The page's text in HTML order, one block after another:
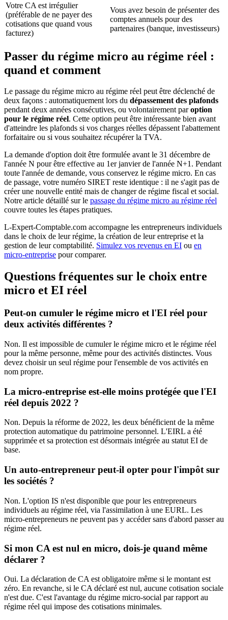
Votre CA est irrégulier
(préférable de ne payer des
cotisations que quand vous
facturez)
Vous avez besoin de présenter des
comptes annuels pour des
partenaires (banque, investisseurs)
Passer du régime micro au régime réel :
quand et comment
Le passage du régime micro au régime réel peut être déclenché de
deux façons : automatiquement lors du dépassement des plafonds
pendant deux années consécutives, ou volontairement paroption
pour le régime réel. Cette option peut être intéressante bien avant
d'atteindre les plafonds si vos charges réelles dépassent l'abattement
forfaitaire ou si vous souhaitez récupérer la TVA.
La demande d'option doit être formulée avant le 31 décembre de
l'année N pour être effective au 1er janvier de l'année N+1. Pendant
toute l'année de demande, vous conservez le régime micro. En cas
de passage, votre numéro SIRET reste identique : il ne s'agit pas de
créer une nouvelle entité mais de changer de régime fiscal et social.
Notre article détaillé sur le passage du régime micro au régime réel
couvre toutes les étapes pratiques.
L-Expert-Comptable.com accompagne les entrepreneurs individuels
dans le choix de leur régime, la création de leur entreprise et la
gestion de leur comptabilité. Simulez vos revenus en EI ou en
micro-entreprise pour comparer.
Questions fréquentes sur le choix entre
micro et EI réel
Peut-on cumuler le régime micro et l'EI réel pour
deux activités différentes ?
Non. Il est impossible de cumuler le régime micro et le régime réel
pour la même personne, même pour des activités distinctes. Vous
devez choisir un seul régime pour l'ensemble de vos activités en
nom propre.
La micro-entreprise est-elle moins protégée que l'EI
réel depuis 2022 ?
Non. Depuis la réforme de 2022, les deux bénéficient de la même
protection automatique du patrimoine personnel. L'EIRL a été
supprimée et sa protection est désormais intégrée au statut EI de
base.
Un auto-entrepreneur peut-il opter pour l'impôt sur
les sociétés ?
Non. L'option IS n'est disponible que pour les entrepreneurs
individuels au régime réel, via l'assimilation à une EURL. Les
micro-entrepreneurs ne peuvent pas y accéder sans d'abord passer au
régime réel.
Si mon CA est nul en micro, dois-je quand même
déclarer ?
Oui. La déclaration de CA est obligatoire même si le montant est
zéro. En revanche, si le CA déclaré est nul, aucune cotisation sociale
n'est due. C'est l'avantage du régime micro-social par rapport au
régime réel qui impose des cotisations minimales.